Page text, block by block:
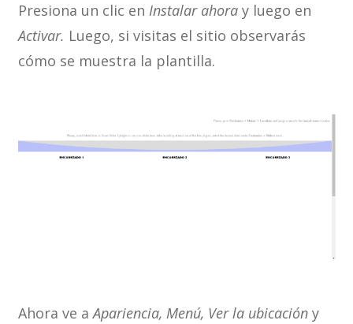
Presiona un clic en Instalar ahoray luego en
Activar. Luego, si visitas el sitio observarás
cómo se muestra la plantilla.
Ahora ve aApariencia, Menú, Ver la ubicacióny